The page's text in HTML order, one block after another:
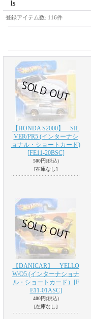
ls
登録アイテム数: 116件
【HONDA S2000】 SIL
VER/PR5 (インターナシ
ョナル・ショートカード)
[FE11-20BSC]
500円(税込)
[在庫なし]
【DANICAR】 YELLO
W/O5 (インターナショナ
ル・ショートカード） [F
E11-01ASC]
400円(税込)
[在庫なし]